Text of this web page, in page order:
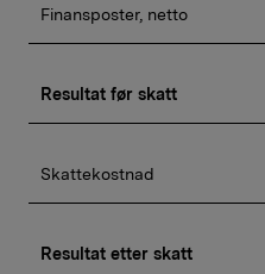
Finansposter, netto
Resultat før skatt
Skattekostnad
Resultat etter skatt